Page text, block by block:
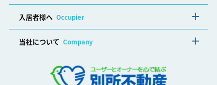
入居者様へ Occupier
当社について Company